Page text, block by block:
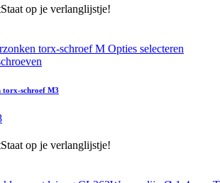
tot
Staat op je verlanglijstje!
Opties selecteren
torx-schroef M3
Prijsklasse:
tot
Staat op je verlanglijstje!